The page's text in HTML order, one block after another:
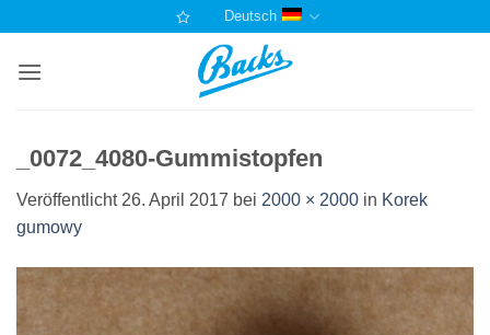
springen
Deutsch
_0072_4080-Gummistopfen
Veröffentlicht 26. April 2017 bei 2000 × 2000 in Korek
gumowy